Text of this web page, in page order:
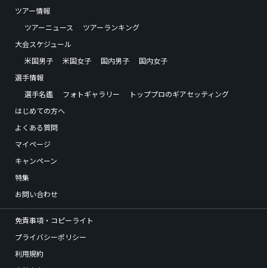
ツアー情報
ツアーニュース
ツアーランキング
大会スケジュール
米国男子
米国女子 国内男子
国内女子
選手情報
選手名鑑
フォトギャラリー
トッププロのギアセッティング
はじめての方へ
よくある質問
マイページ
キャンペーン
特集
お問い合わせ
免責事項・コピーライト
プライバシーポリシー
利用規約